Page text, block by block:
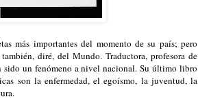
más importantes del momento de su país; pero
diré, del Mundo. Traductora, profesora de
un fenómeno a nivel nacional. Su último libro
son la enfermedad, el egoísmo, la juventud, la